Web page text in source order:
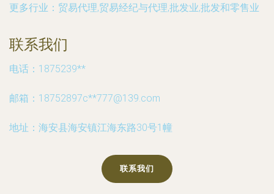
更多行业： 贸易代理,贸易经纪与代理,批发业,批发和零售业
联系我们
电话：1875239**
邮箱：18752897c**777@139.com
地址：海安县海安镇江海东路30号1幢
联系我们